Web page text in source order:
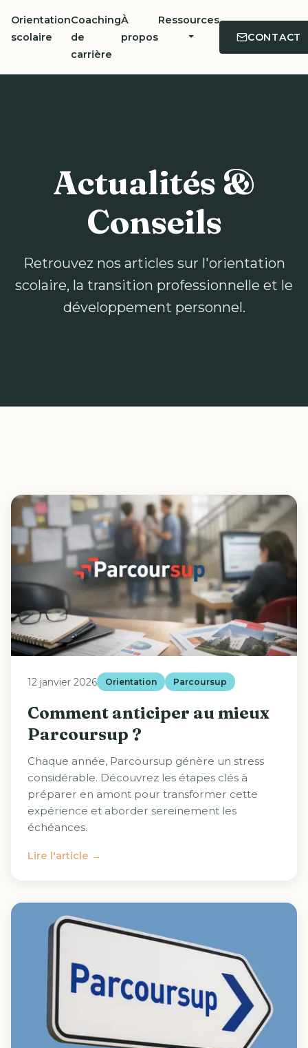
Orientation
scolaire
Coaching
de
carrière
À
propos
Ressources
CONTACT
Actualités &
Conseils
Retrouvez nos articles sur l'orientation
scolaire, la transition professionnelle et le
développement personnel.
12 janvier 2026 Orientation Parcoursup
Comment anticiper au mieux
Parcoursup ?
Chaque année, Parcoursup génère un stress
considérable. Découvrez les étapes clés à
préparer en amont pour transformer cette
expérience et aborder sereinement les
échéances.
Lire l'article →